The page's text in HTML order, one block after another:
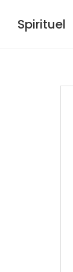
Spirituel